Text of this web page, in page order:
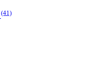
(41)